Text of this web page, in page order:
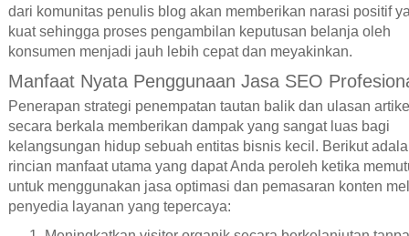
dari komunitas penulis blog akan memberikan narasi positif
kuat sehingga proses pengambilan keputusan belanja oleh
konsumen menjadi jauh lebih cepat dan meyakinkan.
Manfaat Nyata Penggunaan Jasa SEO
Penerapan strategi penempatan tautan balik dan ulasan
secara berkala memberikan dampak yang sangat luas bagi
kelangsungan hidup sebuah entitas bisnis kecil. Berikut
rincian manfaat utama yang dapat Anda peroleh ketika
untuk menggunakan jasa optimasi dan pemasaran konten
penyedia layanan yang tepercaya: